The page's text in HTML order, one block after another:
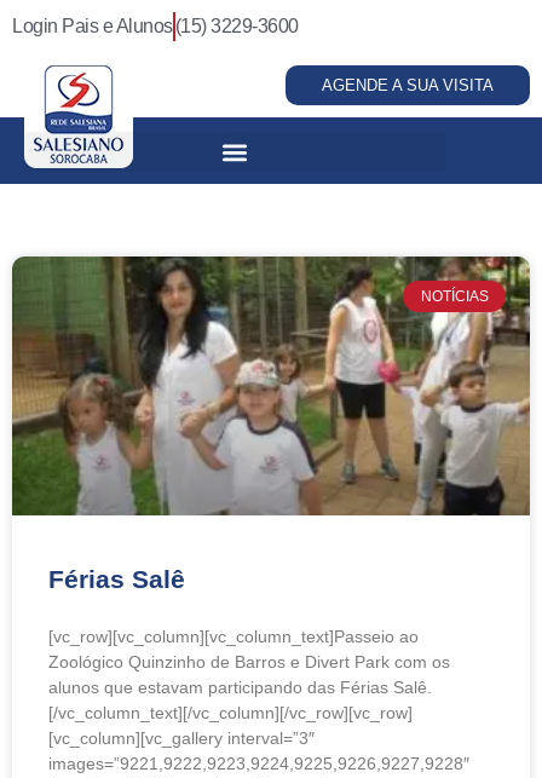
Login Pais e Alunos (15) 3229-3600
AGENDE A SUA VISITA
NOTÍCIAS
Férias Salê
[vc_row][vc_column][vc_column_text]Passeio ao
Zoológico Quinzinho de Barros e Divert Park com os
alunos que estavam participando das Férias Salê.
[/vc_column_text][/vc_column][/vc_row][vc_row]
[vc_column][vc_gallery interval=”3″
images=”9221,9222,9223,9224,9225,9226,9227,9228″